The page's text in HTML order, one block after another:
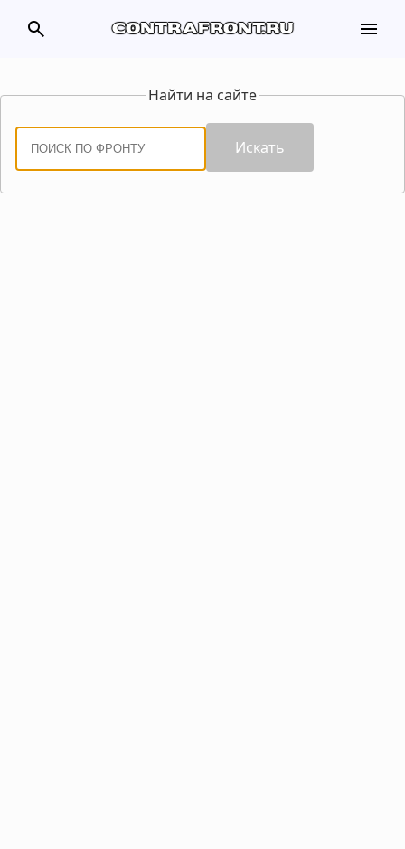
search contrafront.ru menu
Найти на сайте
Искать